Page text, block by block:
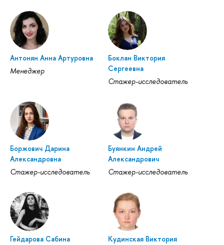
Антонян Анна Артуровна
Менеджер
Боклан Виктория
Сергеевна
Стажер-исследователь
Боржович Дарина
Александровна
Стажер-исследователь
Буянкин Андрей
Александрович
Стажер-исследователь
Гейдарова Сабина
Кудинская Виктория